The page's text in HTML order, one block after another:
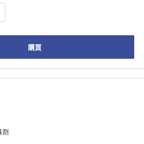
購買
劑